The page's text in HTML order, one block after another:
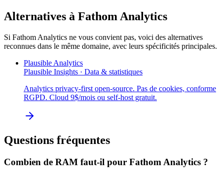
Alternatives à Fathom Analytics
Si Fathom Analytics ne vous convient pas, voici des alternatives
reconnues dans le même domaine, avec leurs spécificités principales.
Plausible Analytics
Plausible Insights · Data & statistiques
Analytics privacy-first open-source. Pas de cookies, conforme
RGPD. Cloud 9$/mois ou self-host gratuit.
Questions fréquentes
Combien de RAM faut-il pour Fathom Analytics ?